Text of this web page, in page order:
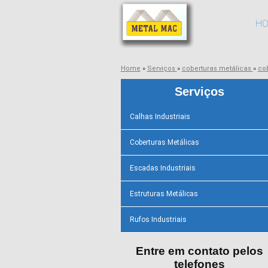
Home » Serviços » coberturas metálicas »
Serviços
Calhas Industriais
Coberturas Metálicas
Escadas Industriais
Estruturas Metálicas
Rufos Industriais
Entre em contato pelos
telefones